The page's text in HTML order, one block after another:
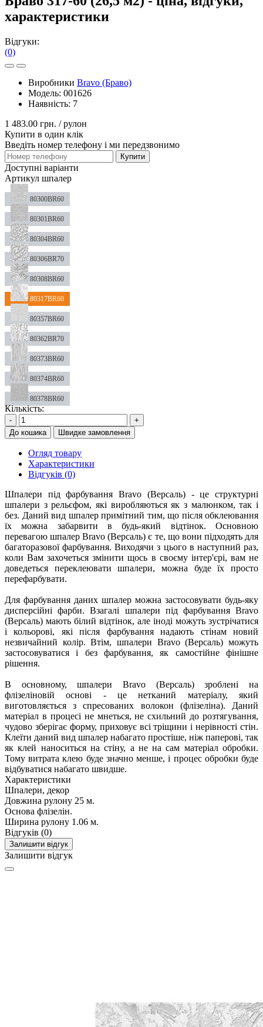
характеристики
Відгуки:
(0)
Виробники Bravo (Браво)
Модель: 001626
Наявність: 7
1 483.00 грн. / рулон
Купити в один клік
Введіть номер телефону і ми передзвонимо
Купити
Доступні варіанти
Артикул шпалер
80300BR60
80301BR60
80304BR60
80306BR70
80308BR60
80317BR60
80357BR60
80362BR70
80373BR60
80374BR60
80378BR60
Кількість:
-
+
До кошика
Швидке замовлення
Огляд товару
Характеристики
Відгуків (0)
Шпалери під фарбування Bravo (Версаль) - це структурні
шпалери з рельєфом, які виробляються як з малюнком, так і
без. Даний вид шпалер примітний тим, що після обклеювання
їх можна забарвити в будь-який відтінок. Основною
перевагою шпалер Bravo (Версаль) є те, що вони підходять для
багаторазової фарбування. Виходячи з цього в наступний раз,
коли Вам захочеться змінити щось в своєму інтер'єрі, вам не
доведеться переклеювати шпалери, можна буде їх просто
перефарбувати.
Для фарбування даних шпалер можна застосовувати будь-яку
дисперсійні фарби. Взагалі шпалери під фарбування Bravo
(Версаль) мають білий відтінок, але іноді можуть зустрічатися
і кольорові, які після фарбування надають стінам новий
незвичайний колір. Втім, шпалери Bravo (Версаль) можуть
застосовуватися і без фарбування, як самостійне фінішне
рішення.
В основному, шпалери Bravo (Версаль) зроблені на
флізеліновій основі - це нетканий матеріалу, який
виготовляється з спресованих волокон (флізеліна). Даний
матеріал в процесі не мнеться, не схильний до розтягування,
чудово зберігає форму, приховує всі тріщини і нерівності стін.
Клеїти даний вид шпалер набагато простіше, ніж паперові, так
як клей наноситься на стіну, а не на сам матеріал обробки.
Тому витрата клею буде значно менше, і процес обробки буде
відбуватися набагато швидше.
Характеристики
Шпалери, декор
Довжина рулону 25 м.
Основа флізелін.
Ширина рулону 1.06 м.
Відгуків (0)
Залишити відгук
Залишити відгук